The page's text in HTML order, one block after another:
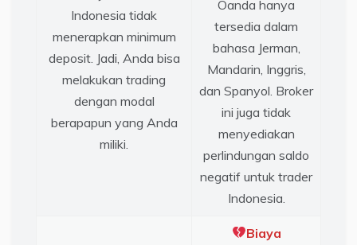
Indonesia tidak
menerapkan minimum
deposit. Jadi, Anda bisa
melakukan trading
dengan modal
berapapun yang Anda
miliki.
Oanda hanya
tersedia dalam
bahasa Jerman,
Mandarin, Inggris,
dan Spanyol. Broker
ini juga tidak
menyediakan
perlindungan saldo
negatif untuk trader
Indonesia.
Biaya